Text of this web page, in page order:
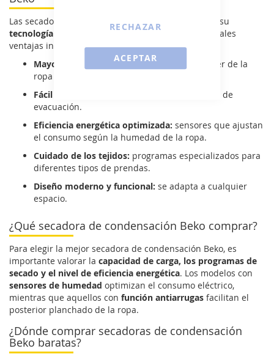
ACEPTAR
RECHAZAR
Las secadoras de condensación Beko destacan por su
tecnología eficiente y facilidad de uso
. Sus principales
ventajas incluyen:
Mayor rapidez en el secado:permite disponer de la
ropa en menos tiempo.
Fácil instalación:
sin necesidad de conductos de
evacuación.
Eficiencia energética optimizada: sensores que ajustan
el consumo según la humedad de la ropa.
Cuidado de los tejidos: programas especializados para
diferentes tipos de prendas.
Diseño moderno y funcional: se adapta a cualquier
espacio.
¿Qué secadora de condensación Beko comprar?
Para elegir la mejor secadora de condensación Beko, es
importante valorar la capacidad de carga, los programas de
secado y el nivel de eficiencia energética. Los modelos con
sensores de humedad optimizan el consumo eléctrico,
mientras que aquellos con función antiarrugas facilitan el
posterior planchado de la ropa.
¿Dónde comprar secadoras de condensación
Beko baratas?